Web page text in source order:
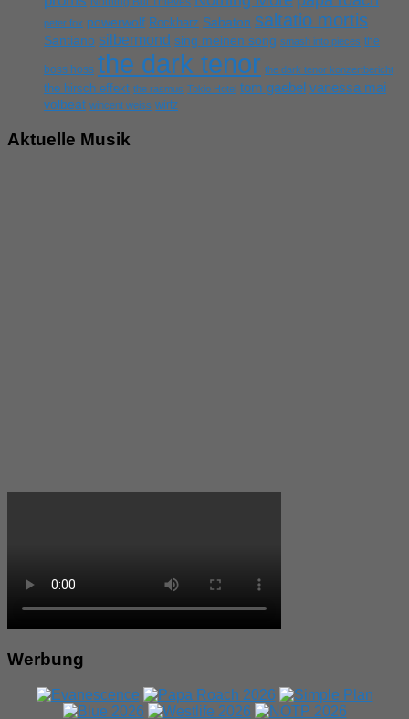
peter fox powerwolf Rockharz Sabaton saltatio mortis
Santiano silbermond sing meinen song smash into pieces the
boss hoss the dark tenor the dark tenor konzertbericht
the hirsch effekt the rasmus Tokio Hotel tom gaebel vanessa mai
volbeat wincent weiss wirtz
Aktuelle Musik
Werbung